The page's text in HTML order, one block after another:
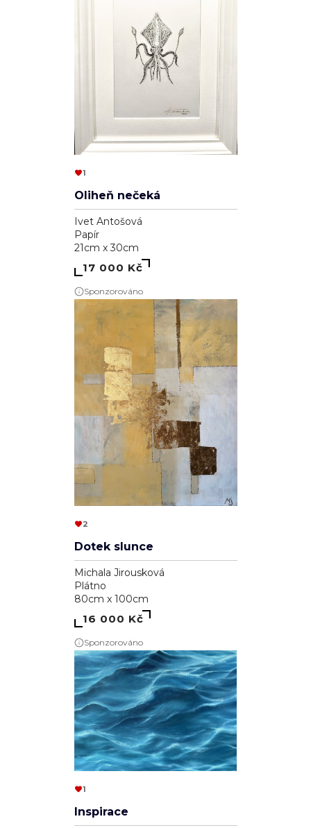
1
Oliheň nečeká
Ivet Antošová
Papír
21cm x 30cm
17 000 Kč
Sponzorováno
2
Dotek slunce
Michala Jirousková
Plátno
80cm x 100cm
16 000 Kč
Sponzorováno
1
Inspirace